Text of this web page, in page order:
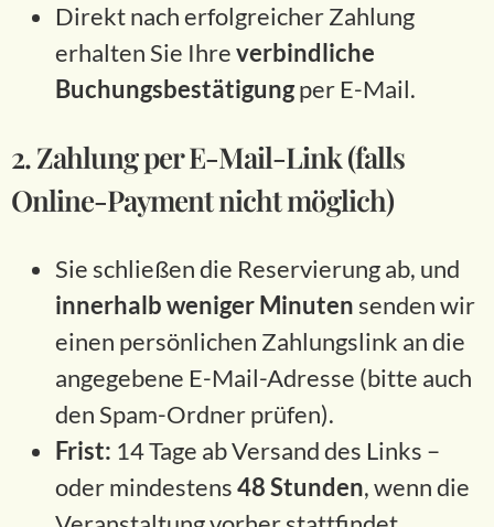
Direkt nach erfolgreicher Zahlung
erhalten Sie Ihreverbindliche
Buchungsbestätigungper E-Mail.
2. Zahlung per E-Mail-Link (falls
Online-Payment nicht möglich)
Sie schließen die Reservierung ab, und
innerhalb weniger Minutensenden wir
einen persönlichen Zahlungslink an die
angegebene E-Mail-Adresse (bitte auch
den Spam-Ordner prüfen).
Frist: 14 Tage ab Versand des Links –
oder mindestens48 Stunden, wenn die